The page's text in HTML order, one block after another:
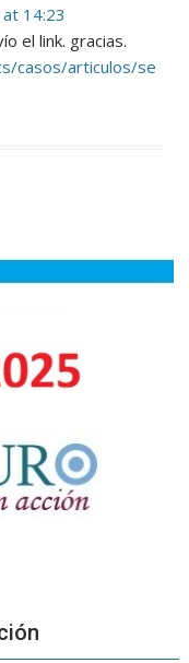
14:23
el link. gracias.
casos/articulos/se